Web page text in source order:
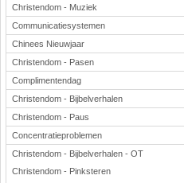
Christendom - Muziek
Communicatiesystemen
Chinees Nieuwjaar
Christendom - Pasen
Complimentendag
Christendom - Bijbelverhalen
Christendom - Paus
Concentratieproblemen
Christendom - Bijbelverhalen - OT
Christendom - Pinksteren